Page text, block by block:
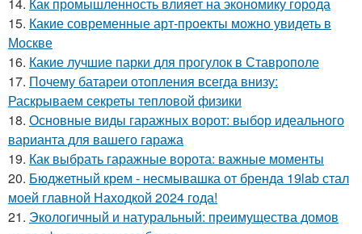
14. Как промышленность влияет на экономику города
15. Какие современные арт-проекты можно увидеть в
Москве
16. Какие лучшие парки для прогулок в Ставрополе
17. Почему батареи отопления всегда внизу:
Раскрываем секреты тепловой физики
18. Основные виды гаражных ворот: выбор идеального
варианта для вашего гаража
19. Как выбрать гаражные ворота: важные моменты
20. Бюджетный крем - несмывашка от бренда 19lab стал
моей главной Находкой 2024 года!
21. Экологичный и натуральный: преимущества домов